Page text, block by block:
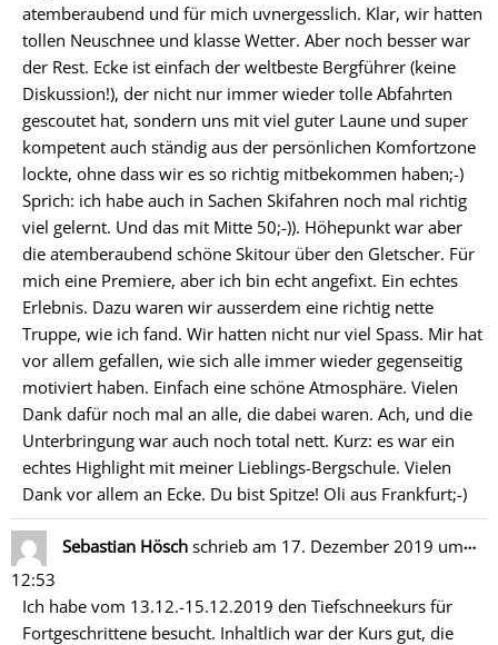
atemberaubend und für mich uvnergesslich. Klar, wir hatten
tollen Neuschnee und klasse Wetter. Aber noch besser war
der Rest. Ecke ist einfach der weltbeste Bergführer (keine
Diskussion!), der nicht nur immer wieder tolle Abfahrten
gescoutet hat, sondern uns mit viel guter Laune und super
kompetent auch ständig aus der persönlichen Komfortzone
lockte, ohne dass wir es so richtig mitbekommen haben;-)
Sprich: ich habe auch in Sachen Skifahren noch mal richtig
viel gelernt. Und das mit Mitte 50;-)). Höhepunkt war aber
die atemberaubend schöne Skitour über den Gletscher. Für
mich eine Premiere, aber ich bin echt angefixt. Ein echtes
Erlebnis. Dazu waren wir ausserdem eine richtig nette
Truppe, wie ich fand. Wir hatten nicht nur viel Spass. Mir hat
vor allem gefallen, wie sich alle immer wieder gegenseitig
motiviert haben. Einfach eine schöne Atmosphäre. Vielen
Dank dafür noch mal an alle, die dabei waren. Ach, und die
Unterbringung war auch noch total nett. Kurz: es war ein
echtes Highlight mit meiner Lieblings-Bergschule. Vielen
Dank vor allem an Ecke. Du bist Spitze! Oli aus Frankfurt;-)
Sebastian Hösch schrieb am 17. Dezember 2019 um
12:53
Ich habe vom 13.12.-15.12.2019 den Tiefschneekurs für
Fortgeschrittene besucht. Inhaltlich war der Kurs gut, die
…